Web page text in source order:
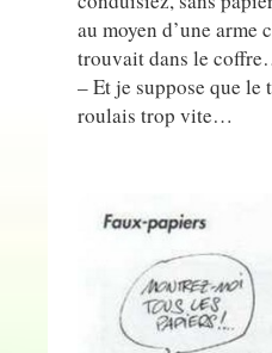
au moyen d’une arme
trouvait dans le
– Et je suppose que le
roulais trop vite…